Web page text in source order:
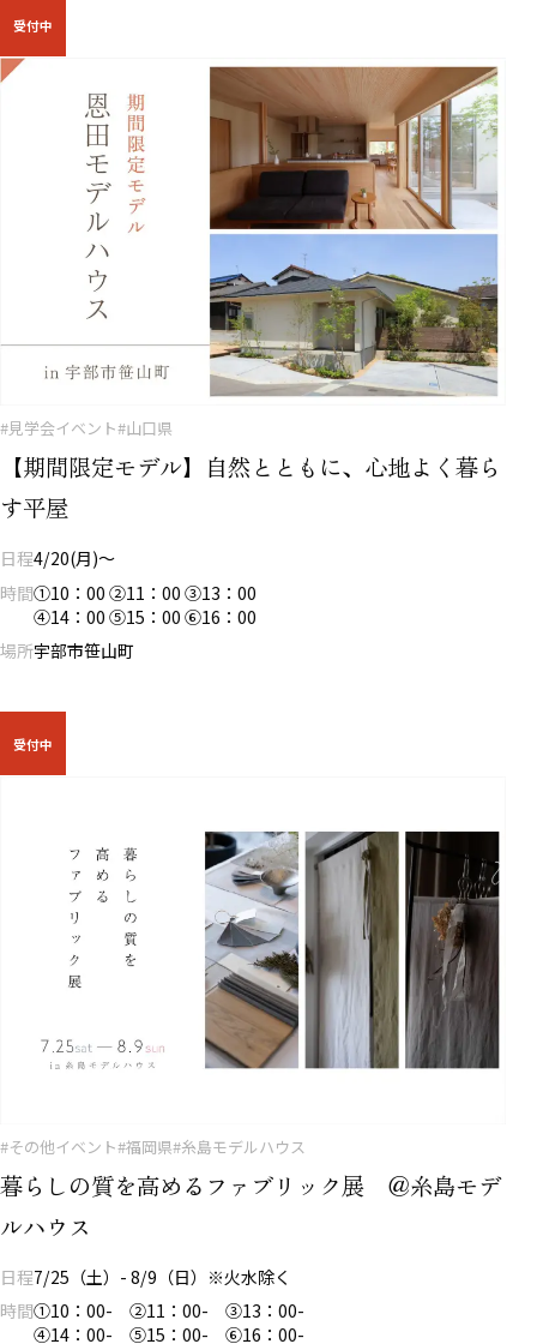
受付中
#見学会イベント#山口県
【期間限定モデル】自然とともに、心地よく暮ら
す平屋
日程4/20(月)～
時間①10：00 ②11：00 ③13：00
④14：00 ⑤15：00 ⑥16：00
場所宇部市笹山町
受付中
#その他イベント#福岡県#糸島モデルハウス
暮らしの質を高めるファブリック展 ＠糸島モデ
ルハウス
日程7/25（土）- 8/9（日）※火水除く
時間①10：00- ②11：00- ③13：00-
④14：00- ⑤15：00- ⑥16：00-